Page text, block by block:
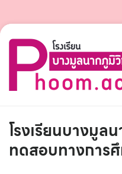
Skip
content
โรงเรียนบางมู
ทดสอบทางการ